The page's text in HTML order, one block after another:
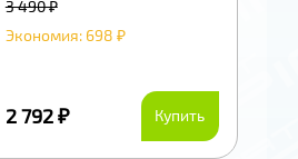
3 490 ₽
Экономия: 698 ₽
2 792 ₽ Купить